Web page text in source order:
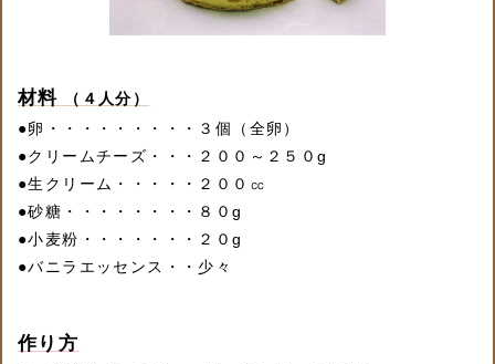
材料 （４人分）
●卵・・・・・・・・・３個（全卵）
●クリームチーズ・・・２００～２５０g
●生クリーム・・・・・２００㏄
●砂糖・・・・・・・・８０g
●小麦粉・・・・・・・２０g
●バニラエッセンス・・少々
作り方